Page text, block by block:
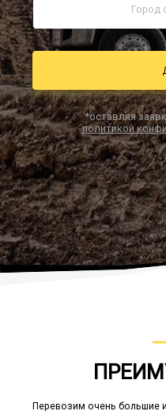
*оставляя
политикой
Перевозим очень большие